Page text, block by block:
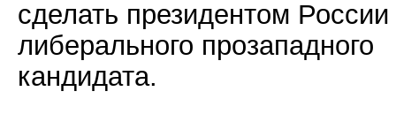
сделать президентом России
либерального прозападного
кандидата.